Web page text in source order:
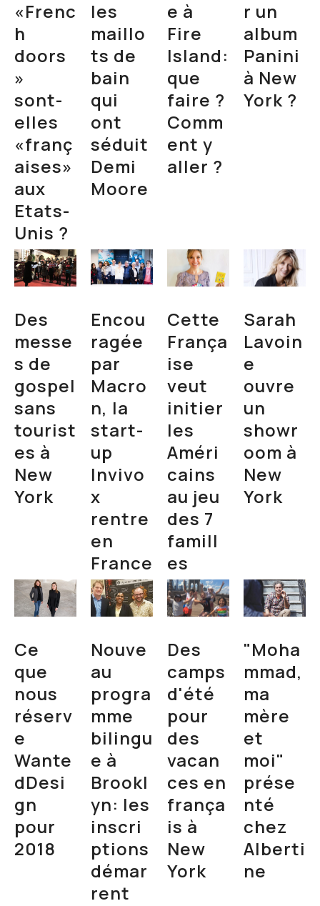
«Frenc
h
doors
»
sont-
elles
«franç
aises»
aux
Etats-
Unis ?
les
maillo
ts de
bain
qui
ont
séduit
Demi
Moore
e à
Fire
Island:
que
faire ?
Comm
ent y
aller ?
r un
album
Panini
à New
York ?
Des
messe
s de
gospel
sans
tourist
es à
New
York
Encou
ragée
par
Macro
n, la
start-
up
Invivo
x
rentre
en
France
Cette
França
ise
veut
initier
les
Améri
cains
au jeu
des 7
famill
es
Sarah
Lavoin
e
ouvre
un
showr
oom à
New
York
Ce
que
nous
réserv
e
Wante
dDesi
gn
pour
2018
Nouve
au
progra
mme
bilingu
e à
Brookl
yn: les
inscri
ptions
démar
rent
Des
camps
d'été
pour
des
vacan
ces en
frança
is à
New
York
"Moha
mmad,
ma
mère
et
moi"
prése
nté
chez
Alberti
ne